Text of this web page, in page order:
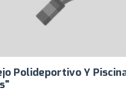
Polideportivo Y